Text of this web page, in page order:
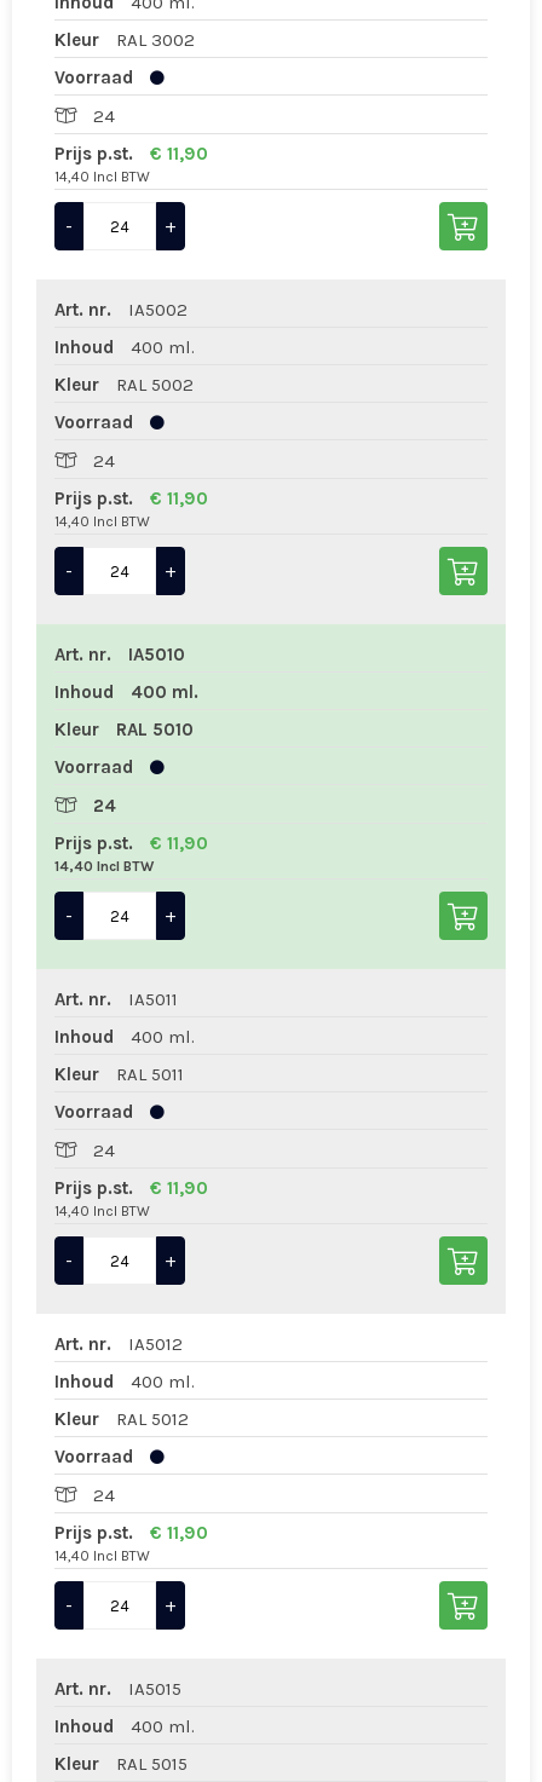
Kleur
RAL 3002
Voorraad
24
Prijs p.st.
€ 11,90
14,40 Incl BTW
- +
Art. nr.
IA5002
Inhoud
400 ml.
Kleur
RAL 5002
Voorraad
24
Prijs p.st.
€ 11,90
14,40 Incl BTW
- +
Art. nr.
IA5010
Inhoud
400 ml.
Kleur
RAL 5010
Voorraad
24
Prijs p.st.
€ 11,90
14,40 Incl BTW
- +
Art. nr.
IA5011
Inhoud
400 ml.
Kleur
RAL 5011
Voorraad
24
Prijs p.st.
€ 11,90
14,40 Incl BTW
- +
Art. nr.
IA5012
Inhoud
400 ml.
Kleur
RAL 5012
Voorraad
24
Prijs p.st.
€ 11,90
14,40 Incl BTW
- +
Art. nr.
IA5015
Inhoud
400 ml.
Kleur
RAL 5015